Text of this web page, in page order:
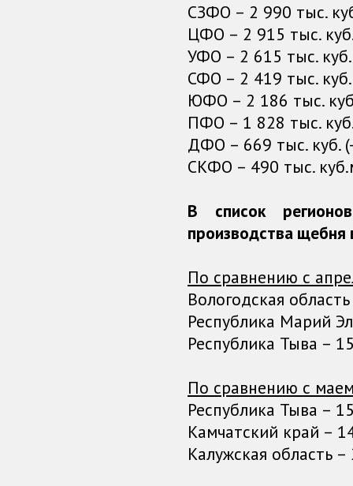
СЗФО – 2 990 тыс.
ЦФО – 2 915 тыс.
УФО – 2 615 тыс.
СФО – 2 419 тыс.
ЮФО – 2 186 тыс.
ПФО – 1 828 тыс.
ДФО – 669 тыс. куб.
СКФО – 490 тыс.
В список
производства
По сравнению с
Вологодская
Республика Марий
Республика Тыва –
По сравнению с
Республика Тыва –
Камчатский край –
Калужская область